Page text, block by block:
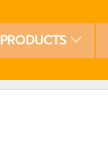
PRODUCTS